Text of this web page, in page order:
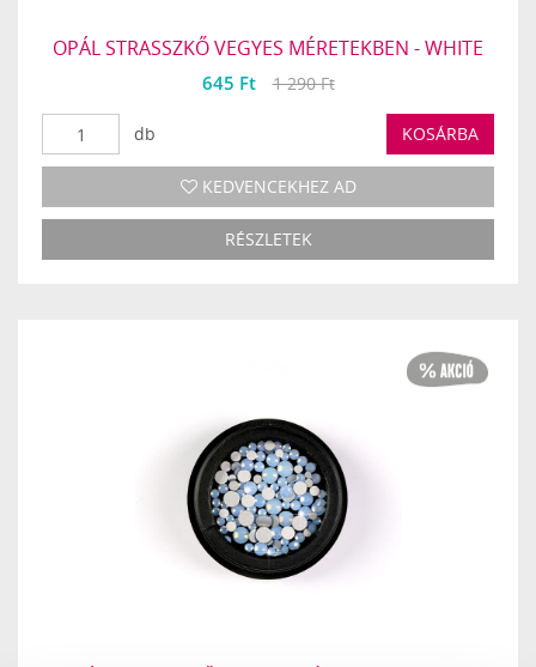
OPÁL STRASSZKŐ VEGYES MÉRETEKBEN - WHITE
645 Ft 1 290 Ft
db KOSÁRBA
KEDVENCEKHEZ AD
RÉSZLETEK